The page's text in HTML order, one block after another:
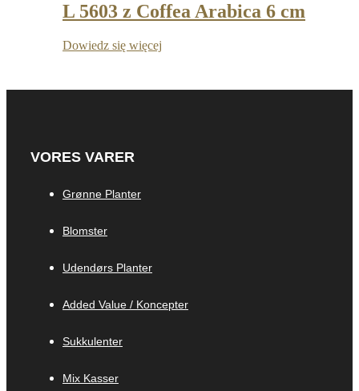
L 5603 z Coffea Arabica 6 cm
Dowiedz się więcej
VORES VARER
Grønne Planter
Blomster
Udendørs Planter
Added Value / Koncepter
Sukkulenter
Mix Kasser